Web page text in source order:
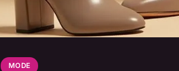
MODE